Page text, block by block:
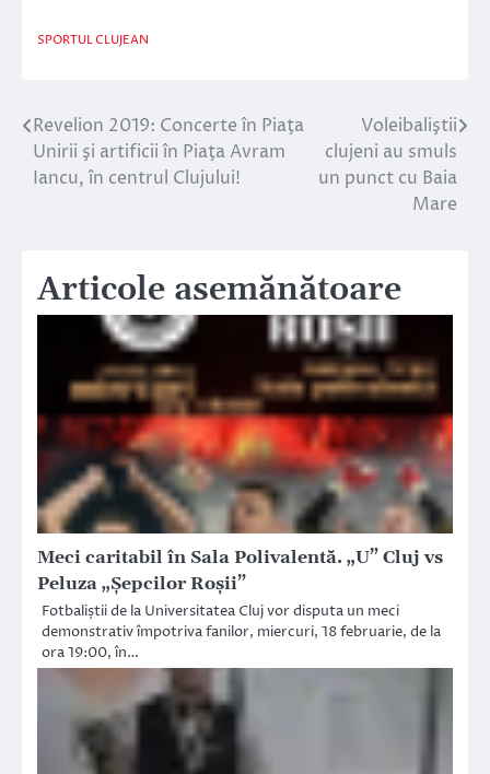
SPORTUL CLUJEAN
Navigare
în
Revelion 2019: Concerte în Piaţa
Unirii şi artificii în Piaţa Avram
Iancu, în centrul Clujului!
Voleibaliştii
clujeni au smuls
un punct cu Baia
Mare
Articole asemănătoare
Meci caritabil în Sala Polivalentă. „U” Cluj vs
Peluza „Șepcilor Roșii”
Fotbaliștii de la Universitatea Cluj vor disputa un meci
demonstrativ împotriva fanilor, miercuri, 18 februarie, de la
ora 19:00, în…